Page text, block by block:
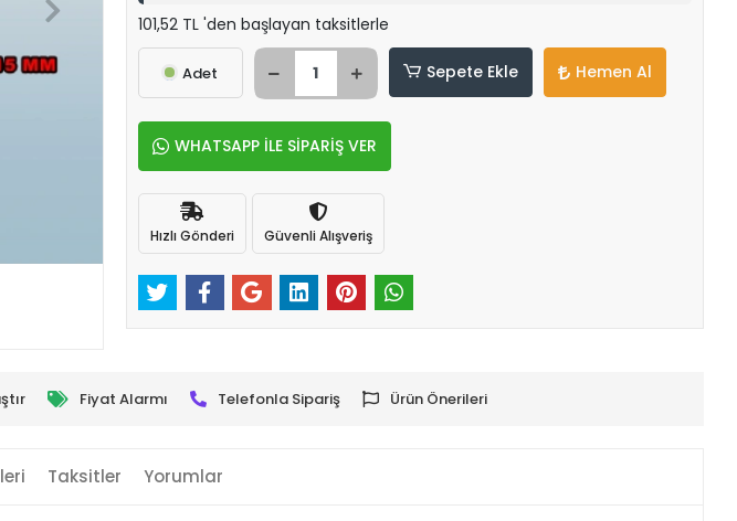
101,52 TL 'den başlayan taksitlerle
Adet Sepete Ekle Hemen Al
WHATSAPP İLE SİPARİŞ VER
Hızlı Gönderi Güvenli Alışveriş
Fiyat Alarmı Telefonla Sipariş Ürün Önerileri
Taksitler Yorumlar